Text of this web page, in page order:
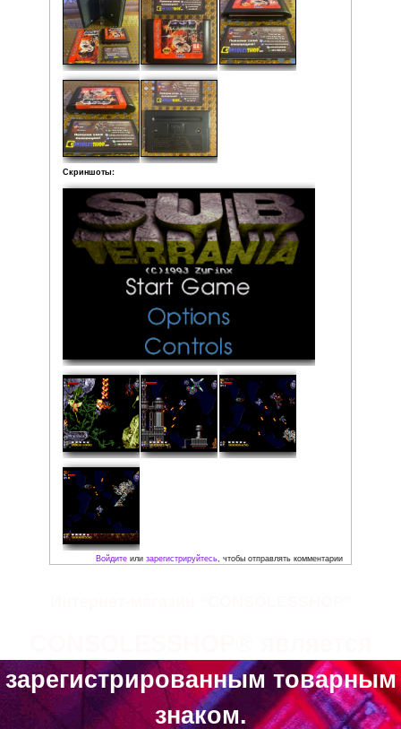
Локализация: Английская версия
Комплектация:
• Коробка
• Мануал
• Картридж
Рейтинг:
Средняя: 5 2оценки)
Фото:
зарегистрированным товарным
знаком.